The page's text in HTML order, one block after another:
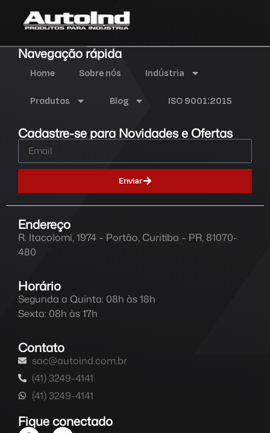
Navegação rápida
Home Sobre nós Indústria
Produtos Blog ISO 9001:2015
Cadastre-se para Novidades e Ofertas
Enviar
Endereço
R. Itacolomi, 1974 – Portão, Curitiba – PR, 81070-
480
Horário
Segunda a Quinta: 08h às 18h
Sexta: 08h às 17h
Contato
sac@autoind.com.br
(41) 3249-4141
(41) 3249-4141
Fique conectado